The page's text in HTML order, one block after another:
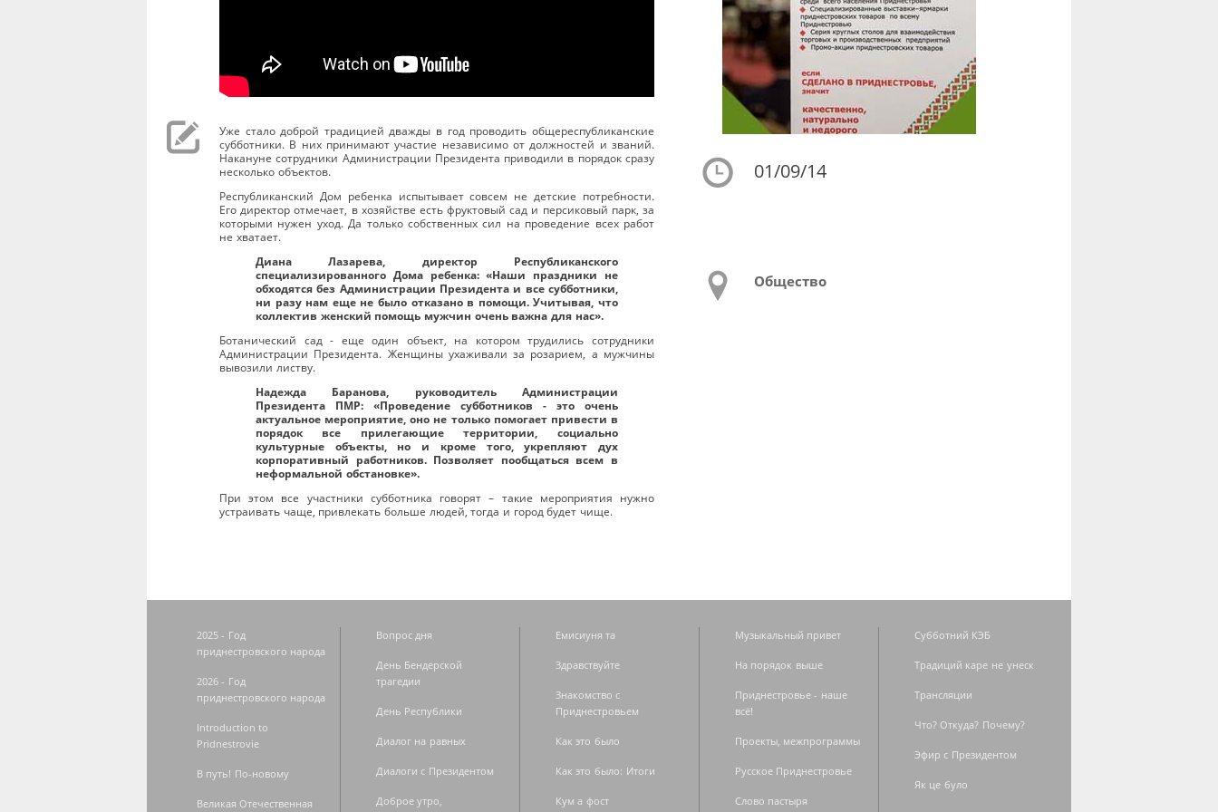
Уже стало доброй традицией дважды в год проводить общереспубликанские
субботники. В них принимают участие независимо от должностей и званий.
Накануне сотрудники Администрации Президента приводили в порядок сразу
несколько объектов.
Республиканский Дом ребенка испытывает совсем не детские потребности.
Его директор отмечает, в хозяйстве есть фруктовый сад и персиковый парк, за
которыми нужен уход. Да только собственных сил на проведение всех работ
не хватает.
Диана Лазарева, директор Республиканского
специализированного Дома ребенка: «Наши праздники не
обходятся без Администрации Президента и все субботники,
ни разу нам еще не было отказано в помощи. Учитывая, что
коллектив женский помощь мужчин очень важна для нас».
Ботанический сад - еще один объект, на котором трудились сотрудники
Администрации Президента. Женщины ухаживали за розарием, а мужчины
вывозили листву.
Надежда Баранова, руководитель Администрации
Президента ПМР: «Проведение субботников - это очень
актуальное мероприятие, оно не только помогает привести в
порядок все прилегающие территории, социально
культурные объекты, но и кроме того, укрепляют дух
корпоративный работников. Позволяет пообщаться всем в
неформальной обстановке».
При этом все участники субботника говорят – такие мероприятия нужно
устраивать чаще, привлекать больше людей, тогда и город будет чище.
01/09/14
Общество
2025 - Год
приднестровского народа
2026 - Год
приднестровского народа
Introduction to
Pridnestrovie
В путь! По-новому
Великая Отечественная
Вопрос дня
День Бендерской
трагедии
День Республики
Диалог на равных
Диалоги с Президентом
Доброе утро,
Емисиуня та
Здравствуйте
Знакомство с
Приднестровьем
Как это было
Как это было: Итоги
Кум а фост
Музыкальный привет
На порядок выше
Приднестровье - наше
всё!
Проекты, межпрограммы
Русское Приднестровье
Слово пастыря
Субботний КЭБ
Традиций каре не унеск
Трансляции
Что? Откуда? Почему?
Эфир с Президентом
Як це було